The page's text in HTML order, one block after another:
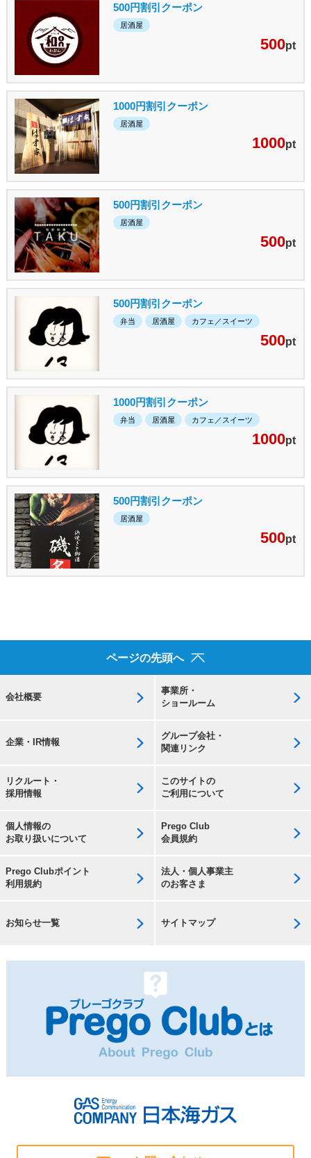
500円割引クーポン
居酒屋
500pt
1000円割引クーポン
居酒屋
1000pt
500円割引クーポン
居酒屋
500pt
500円割引クーポン
弁当 居酒屋 カフェ／スイーツ
500pt
1000円割引クーポン
弁当 居酒屋 カフェ／スイーツ
1000pt
500円割引クーポン
居酒屋
500pt
ページの先頭へ
会社概要
事業所・
ショールーム
企業・IR情報
グループ会社・
関連リンク
リクルート・
採用情報
このサイトの
ご利用について
個人情報の
お取り扱いについて
Prego Club
会員規約
Prego Clubポイント
利用規約
法人・個人事業主
のお客さま
お知らせ一覧 サイトマップ